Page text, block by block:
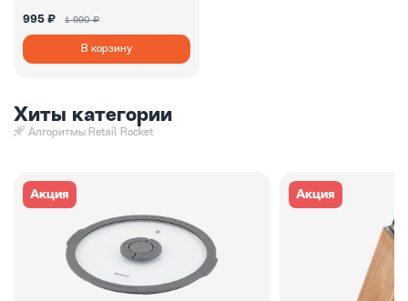
995 ₽ 1 990 ₽
В корзину
Хиты категории
Алгоритмы Retail Rocket
Акция Акция